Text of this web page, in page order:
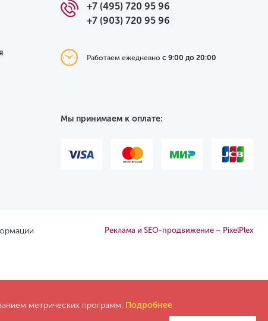
+7 (495) 720 95 96
+7 (903) 720 95 96
Работаем ежедневнос 9:00 до 20:00
Мы принимаем к оплате:
Реклама и SEO-продвижение – PixelPlex
метрических программ. Подробнее